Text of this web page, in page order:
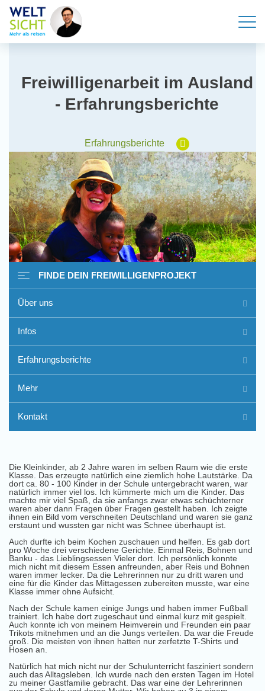
Freiwilligenarbeit im Ausland
- Erfahrungsberichte
Erfahrungsberichte
FINDE DEIN FREIWILLIGENPROJEKT
Über uns
Infos
Erfahrungsberichte
Mehr
Kontakt
Die Kleinkinder, ab 2 Jahre waren im selben Raum wie die erste
Klasse. Das erzeugte natürlich eine ziemlich hohe Lautstärke. Da
dort ca. 80 - 100 Kinder in der Schule untergebracht waren, war
natürlich immer viel los. Ich kümmerte mich um die Kinder. Das
machte mir viel Spaß, da sie anfangs zwar etwas schüchterner
waren aber dann Fragen über Fragen gestellt haben. Ich zeigte
ihnen ein Bild vom verschneiten Deutschland und waren sie ganz
erstaunt und wussten gar nicht was Schnee überhaupt ist.
Auch durfte ich beim Kochen zuschauen und helfen. Es gab dort
pro Woche drei verschiedene Gerichte. Einmal Reis, Bohnen und
Banku - das Lieblingsessen Vieler dort. Ich persönlich konnte
mich nicht mit diesem Essen anfreunden, aber Reis und Bohnen
waren immer lecker. Da die Lehrerinnen nur zu dritt waren und
eine für die Kinder das Mittagessen zubereiten musste, war eine
Klasse immer ohne Aufsicht.
Nach der Schule kamen einige Jungs und haben immer Fußball
trainiert. Ich habe dort zugeschaut und einmal kurz mit gespielt.
Auch konnte ich von meinem Heimverein und Freunden ein paar
Trikots mitnehmen und an die Jungs verteilen. Da war die Freude
groß. Die meisten von ihnen hatten nur zerfetzte T-Shirts und
Hosen an.
Natürlich hat mich nicht nur der Schulunterricht fasziniert sondern
auch das Alltagsleben. Ich wurde nach den ersten Tagen im Hotel
zu meiner Gastfamilie gebracht. Das war eine der Lehrerinnen